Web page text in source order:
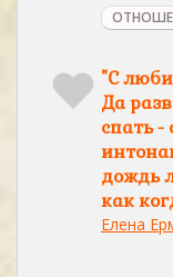
"С
Да
спать -
дождь
как
Елена